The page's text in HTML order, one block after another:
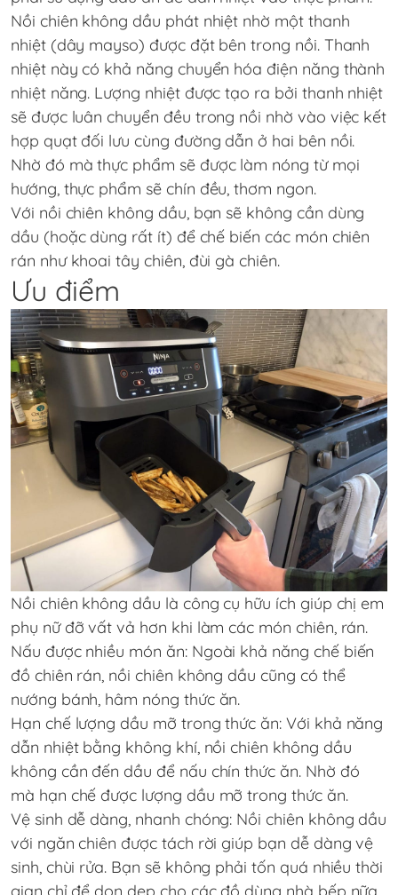
Nồi chiên không dầu phát nhiệt nhờ một thanh
nhiệt (dây mayso) được đặt bên trong nồi. Thanh
nhiệt này có khả năng chuyển hóa điện năng thành
nhiệt năng. Lượng nhiệt được tạo ra bởi thanh nhiệt
sẽ được luân chuyển đều trong nồi nhờ vào việc kết
hợp quạt đối lưu cùng đường dẫn ở hai bên nồi.
Nhờ đó mà thực phẩm sẽ được làm nóng từ mọi
hướng, thực phẩm sẽ chín đều, thơm ngon.
Với nồi chiên không dầu, bạn sẽ không cần dùng
dầu (hoặc dùng rất ít) để chế biến các món chiên
rán như khoai tây chiên, đùi gà chiên.
Ưu điểm
Nồi chiên không dầu là công cụ hữu ích giúp chị em
phụ nữ đỡ vất vả hơn khi làm các món chiên, rán.
Nấu được nhiều món ăn: Ngoài khả năng chế biến
đồ chiên rán, nồi chiên không dầu cũng có thể
nướng bánh, hâm nóng thức ăn.
Hạn chế lượng dầu mỡ trong thức ăn: Với khả năng
dẫn nhiệt bằng không khí, nồi chiên không dầu
không cần đến dầu để nấu chín thức ăn. Nhờ đó
mà hạn chế được lượng dầu mỡ trong thức ăn.
Vệ sinh dễ dàng, nhanh chóng: Nồi chiên không dầu
với ngăn chiên được tách rời giúp bạn dễ dàng vệ
sinh, chùi rửa. Bạn sẽ không phải tốn quá nhiều thời